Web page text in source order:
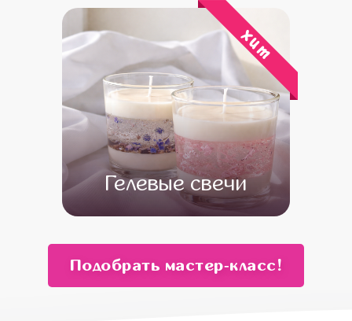
от 14 500 от 12 500
Гелевые свечи
хит
Подобрать мастер‑класс!